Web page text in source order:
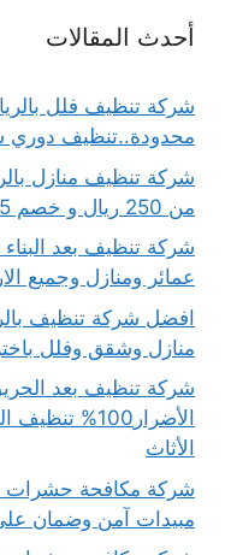
أحدث المقالات
محدودة..تنظيف دوري
شركة تنظيف منازل
من 250 ريال و خصم 15%اتصل بنا الان
عمائر ومنازل وجميع
منازل وشقق وفلل
الأثاث
شركة مكافحة
مبيدات آمن وضمان